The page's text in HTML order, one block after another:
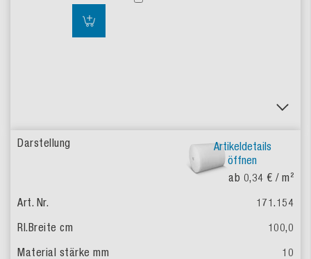
Artikeldetails
öffnen
ab 0,34 € / m²
171.154
100,0
10